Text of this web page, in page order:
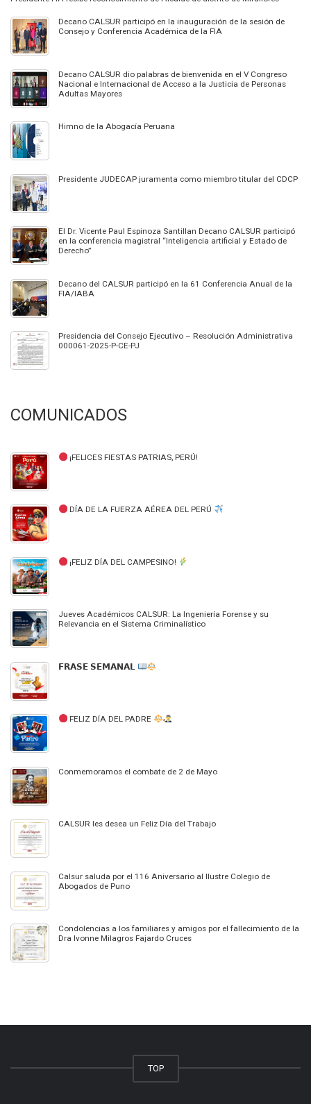
Decano CALSUR participó en la inauguración de la sesión de
Consejo y Conferencia Académica de la FIA
Decano CALSUR dio palabras de bienvenida en el V Congreso
Nacional e Internacional de Acceso a la Justicia de Personas
Adultas Mayores
Himno de la Abogacía Peruana
Presidente JUDECAP juramenta como miembro titular del CDCP
El Dr. Vicente Paul Espinoza Santillan Decano CALSUR participó
en la conferencia magistral “Inteligencia artificial y Estado de
Derecho”
Decano del CALSUR participó en la 61 Conferencia Anual de la
FIA/IABA
Presidencia del Consejo Ejecutivo – Resolución Administrativa
000061-2025-P-CE-PJ
COMUNICADOS
¡FELICES FIESTAS PATRIAS, PERÚ!
DÍA DE LA FUERZA AÉREA DEL PERÚ
¡FELIZ DÍA DEL CAMPESINO!
Jueves Académicos CALSUR: La Ingeniería Forense y su
Relevancia en el Sistema Criminalístico
𝗙𝗥𝗔𝗦𝗘 𝗦𝗘𝗠𝗔𝗡𝗔𝗟
FELIZ DÍA DEL PADRE
Conmemoramos el combate de 2 de Mayo
CALSUR les desea un Feliz Día del Trabajo
Calsur saluda por el 116 Aniversario al Ilustre Colegio de
Abogados de Puno
Condolencias a los familiares y amigos por el fallecimiento de la
Dra Ivonne Milagros Fajardo Cruces
TOP